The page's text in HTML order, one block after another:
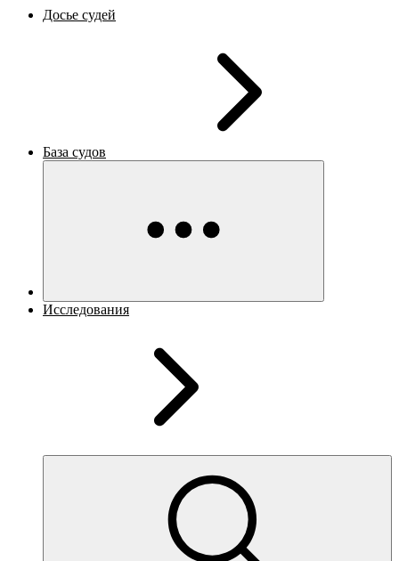
Досье судей
База судов
Исследования